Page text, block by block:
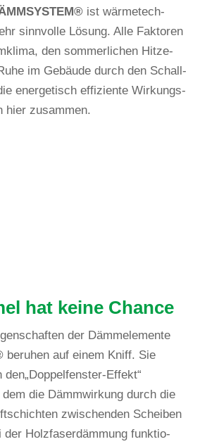
ist wär­me­tech­
sinn­volle Lösung. Alle Fak­toren
den som­mer­li­chen Hit­ze­
im Gebäude durch den Schall­
ener­ge­tisch effi­zi­ente Wir­kungs­
hier zusammen.
hat keine Chance
der Dämm­ele­mente
beruhen auf einem Kniff. Sie
den„Doppelfenster-Effekt“
die Dämm­wir­kung durch die
zwi­schenden Scheiben
der Holz­fa­ser­däm­mung funk­tio­